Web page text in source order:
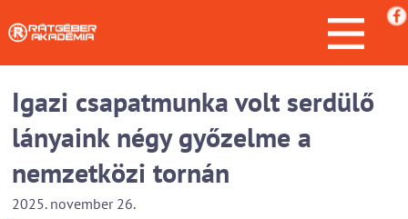
Igazi csapatmunka volt serdülő
lányaink négy győzelme a
nemzetközi tornán
2025. november 26.